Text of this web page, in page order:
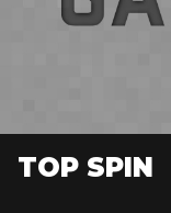
TOP SPIN